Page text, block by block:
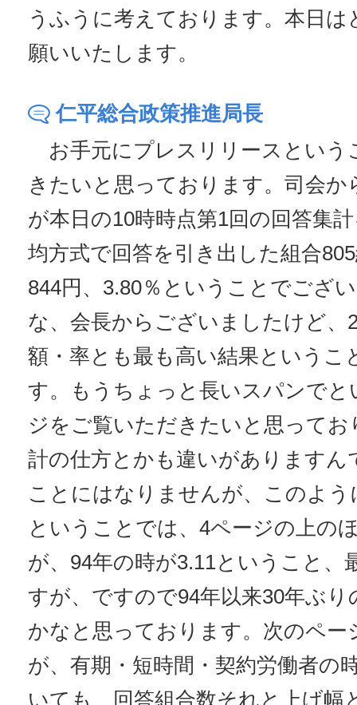
うふうに考えております。本日
願いいたします。
仁平総合政策推進局長
お手元にプレスリリースという
きたいと思っております。司会
が本日の10時時点第1回の回答集
均方式で回答を引き出した組合
844円、3.80％ということでござ
な、会長からございましたけど、
額・率とも最も高い結果というこ
す。もうちょっと長いスパンでと
ジをご覧いただきたいと思ってお
計の仕方とかも違いがありますん
ことにはなりませんが、このよう
ということでは、4ページの上の
が、94年の時が3.11ということ、
すが、ですので94年以来30年ぶ
かなと思っております。次のペー
が、有期・短時間・契約労働者の
いても、回答組合数それと上げ幅